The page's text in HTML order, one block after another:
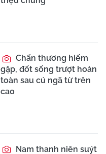
Lần đầu ứng dụng
robot cắt ung thư tuyến
giáp qua đường miệng
không để sẹo
Bé trai 15 tháng